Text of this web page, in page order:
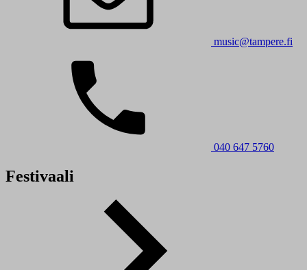
music@tampere.fi
040 647 5760
Festivaali